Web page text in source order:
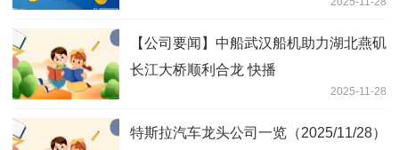
【公司要闻】中船武汉船机助力湖北燕矶
长江大桥顺利合龙 快播
2025-11-28
特斯拉汽车龙头公司一览（2025/11/28）